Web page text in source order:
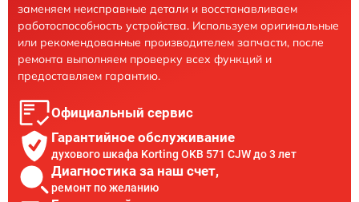
заменяем неисправные детали и восстанавливаем
работоспособность устройства. Используем оригинальные
или рекомендованные производителем запчасти, после
ремонта выполняем проверку всех функций и
предоставляем гарантию.
Официальный сервис
Гарантийное обслуживание
духового шкафа Korting OKB 571 CJW до 3 лет
Диагностика за наш счет,
ремонт по желанию